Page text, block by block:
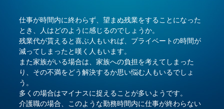
仕事が時間内に終わらず、望まぬ残業をすることになった
とき、人はどのように感じるのでしょうか。
残業代が貰えると喜ぶ人もいれば、プライベートの時間が
減ってしまったと嘆く人もいます。
また家族がいる場合は、家族への負担を考えてしまった
り、その不満をどう解決するか思い悩む人もいるでしょ
う。
多くの場合はマイナスに捉えることが多いようです。
介護職の場合、このような勤務時間内に仕事が終わらない